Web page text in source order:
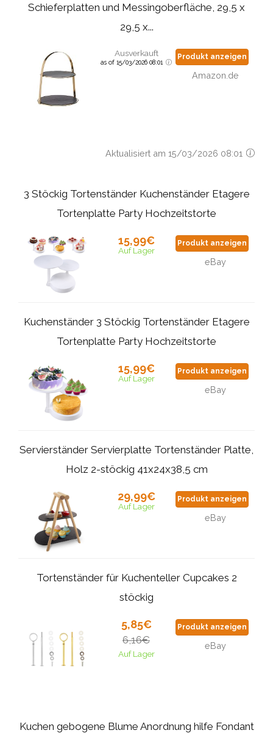
Schieferplatten und Messingoberfläche, 29,5 x
29,5 x...
Ausverkauft
as of 15/03/2026 08:01
Produkt anzeigen
Amazon.de
Aktualisiert am 15/03/2026 08:01
3 Stöckig Tortenständer Kuchenständer Etagere
Tortenplatte Party Hochzeitstorte
15,99€
Auf Lager
Produkt anzeigen
eBay
Kuchenständer 3 Stöckig Tortenständer Etagere
Tortenplatte Party Hochzeitstorte
15,99€
Auf Lager
Produkt anzeigen
eBay
Servierständer Servierplatte Tortenständer Platte,
Holz 2-stöckig 41x24x38,5 cm
29,99€
Auf Lager
Produkt anzeigen
eBay
Tortenständer für Kuchenteller Cupcakes 2
stöckig
5,85€
6,16€
Auf Lager
Produkt anzeigen
eBay
Kuchen gebogene Blume Anordnung hilfe Fondant